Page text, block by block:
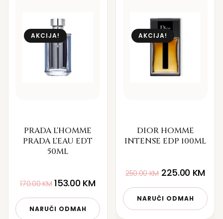
AKCIJA!
PRADA L'HOMME
PRADA L'EAU EDT
50ML
170.00KM 153.00 KM
NARUČI ODMAH
AKCIJA!
DIOR HOMME
INTENSE EDP 100ML
250.00KM 225.00 KM
NARUČI ODMAH